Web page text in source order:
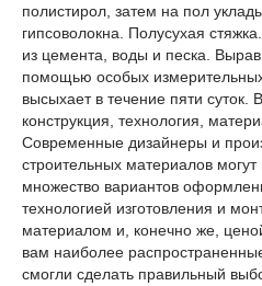
полистирол, затем на пол
гипсоволокна. Полусухая
из цемента, воды и песка.
помощью особых
высыхает в течение пяти
конструкция, технология,
Современные дизайнеры и
строительных материалов
множество вариантов
технологией изготовления и
материалом и, конечно же,
вам наиболее
смогли сделать правильный